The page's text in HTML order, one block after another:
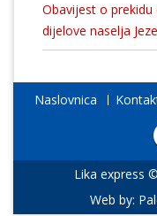
Obavijest o
dijelove naselja
Naslovnica
Lika express
Web by: